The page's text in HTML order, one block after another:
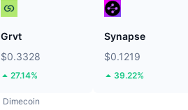
Grvt
$0.3328
27.14%
Synapse
$0.1219
39.22%
Dimecoin